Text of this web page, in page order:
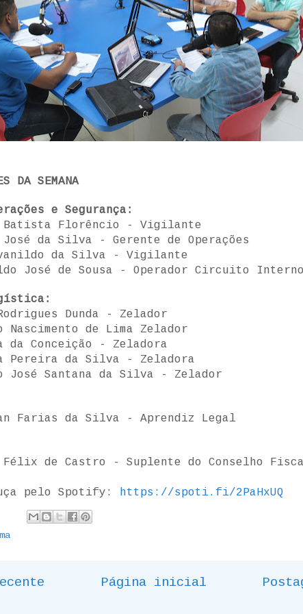
DA SEMANA
e Segurança:
Batista Florêncio - Vigilante
da Silva - Gerente de Operações
da Silva - Vigilante
José de Sousa - Operador Circuito
Dunda - Zelador
de Lima Zelador
da Conceição - Zeladora
Pereira da Silva - Zeladora
José Santana da Silva - Zelador
Farias da Silva - Aprendiz Legal
Félix de Castro - Suplente do Conselho
pelo Spotify: https://spoti.fi/2PaHxUQ
Página inicial